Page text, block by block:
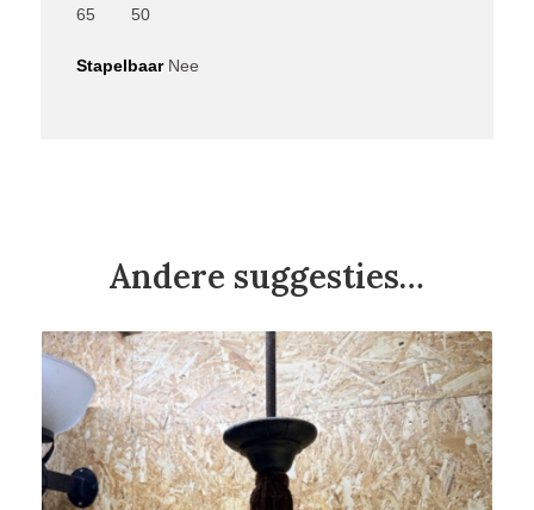
65 50
StapelbaarNee
Andere suggesties…